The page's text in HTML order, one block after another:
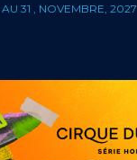
31 , NOVEMBRE, 2027